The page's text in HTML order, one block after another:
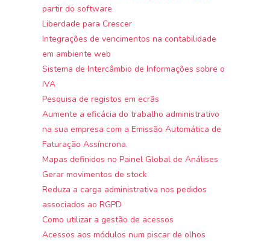
partir do software
Liberdade para Crescer
Integrações de vencimentos na contabilidade
em ambiente web
Sistema de Intercâmbio de Informações sobre o
IVA
Pesquisa de registos em ecrãs
Aumente a eficácia do trabalho administrativo
na sua empresa com a Emissão Automática de
Faturação Assíncrona.
Mapas definidos no Painel Global de Análises
Gerar movimentos de stock
Reduza a carga administrativa nos pedidos
associados ao RGPD
Como utilizar a gestão de acessos
Acessos aos módulos num piscar de olhos